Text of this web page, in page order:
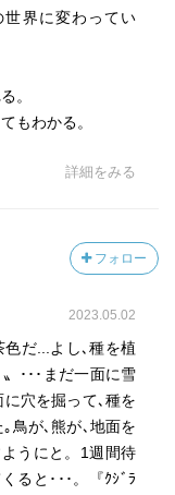
界に変わってい
。
もわかる。
詳細をみる
フォロー
2023.05.02
色だ...よし､種を植
･･･まだ一面に雪
穴を掘って､種を
鳥が､熊が､地面を
うにと。1週間待
ると･･･。『ｸｼﾞﾗ